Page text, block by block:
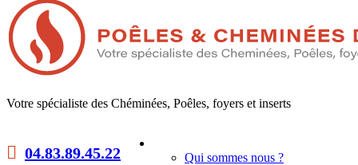
Votre spécialiste des Chéminées, Poêles, foyers et inserts
04.83.89.45.22 Qui sommes nous ?